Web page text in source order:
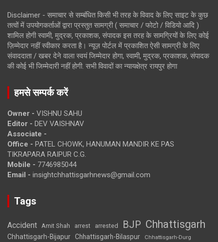
Disclaimer - समाचार से सम्बंधित किसी भी तरह के विवाद के लिए साइट के कुछ
तत्वों में उपयोगकर्ताओं द्वारा प्रस्तुत सामग्री ( समाचार / फोटो / विडियो आदि )
शामिल होगी स्वामी, मुद्रक, प्रकाशक, संपादक इस तरह के सामग्रियों के लिए कोई
ज़िम्मेदार नहीं स्वीकार करता है। न्यूज़ पोर्टल में प्रकाशित ऐसी सामग्री के लिए
संवाददाता / खबर देने वाला स्वयं जिम्मेदार होगा, स्वामी, मुद्रक, प्रकाशक, संपादक
की कोई भी जिम्मेदारी नहीं होगी. सभी विवादों का न्यायक्षेत्र रायपुर होगा
हमसे सम्पर्क करें
Owner - VISHNU SAHU
Editor - DEV VAISHNAV
Associate -
Office - PATEL CHOWK, HANUMAN MANDIR KE PAS
TIKRAPARA RAIPUR C.G.
Mobile - 7746985044
Email - insightchhattisgarhnews@gmail.com
Tags
Accident Amit Shah arrest arrested BJP Chhattisgarh
Chhattisgarh-Bijapur Chhattisgarh-Bilaspur Chhattisgarh-Durg